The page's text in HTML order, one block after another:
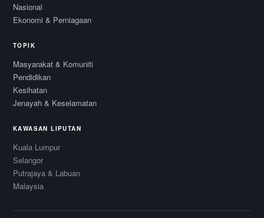
Nasional
Ekonomi & Perniagaan
TOPIK
Masyarakat & Komuniti
Pendidikan
Kesihatan
Jenayah & Keselamatan
KAWASAN LIPUTAN
Kuala Lumpur
Selangor
Putrajaya & Labuan
Malaysia